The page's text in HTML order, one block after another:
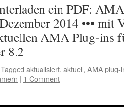
ein PDF:
2014 •••
AMA Plug-ins
8.2
Tagged aktualisiert, aktuell, AMA plug-
| 1 Comment